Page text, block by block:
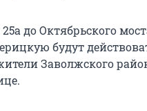
до Октябрьского
будут
Заволжского